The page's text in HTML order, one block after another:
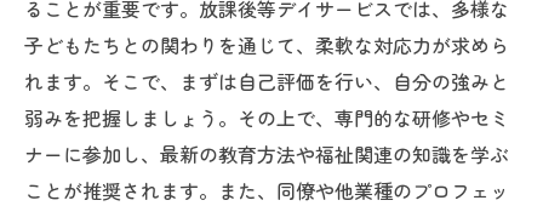
ることが重要です。放課後等デイサービスでは、多様な
子どもたちとの関わりを通じて、柔軟な対応力が求めら
れます。そこで、まずは自己評価を行い、自分の強みと
弱みを把握しましょう。その上で、専門的な研修やセミ
ナーに参加し、最新の教育方法や福祉関連の知識を学ぶ
ことが推奨されます。また、同僚や他業種のプロフェッ